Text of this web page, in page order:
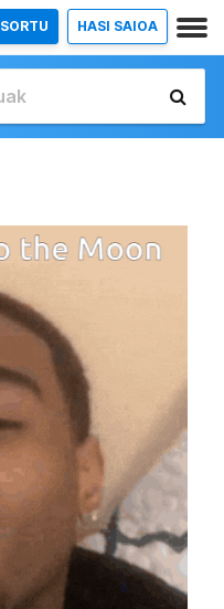
SORTU HASI SAIOA